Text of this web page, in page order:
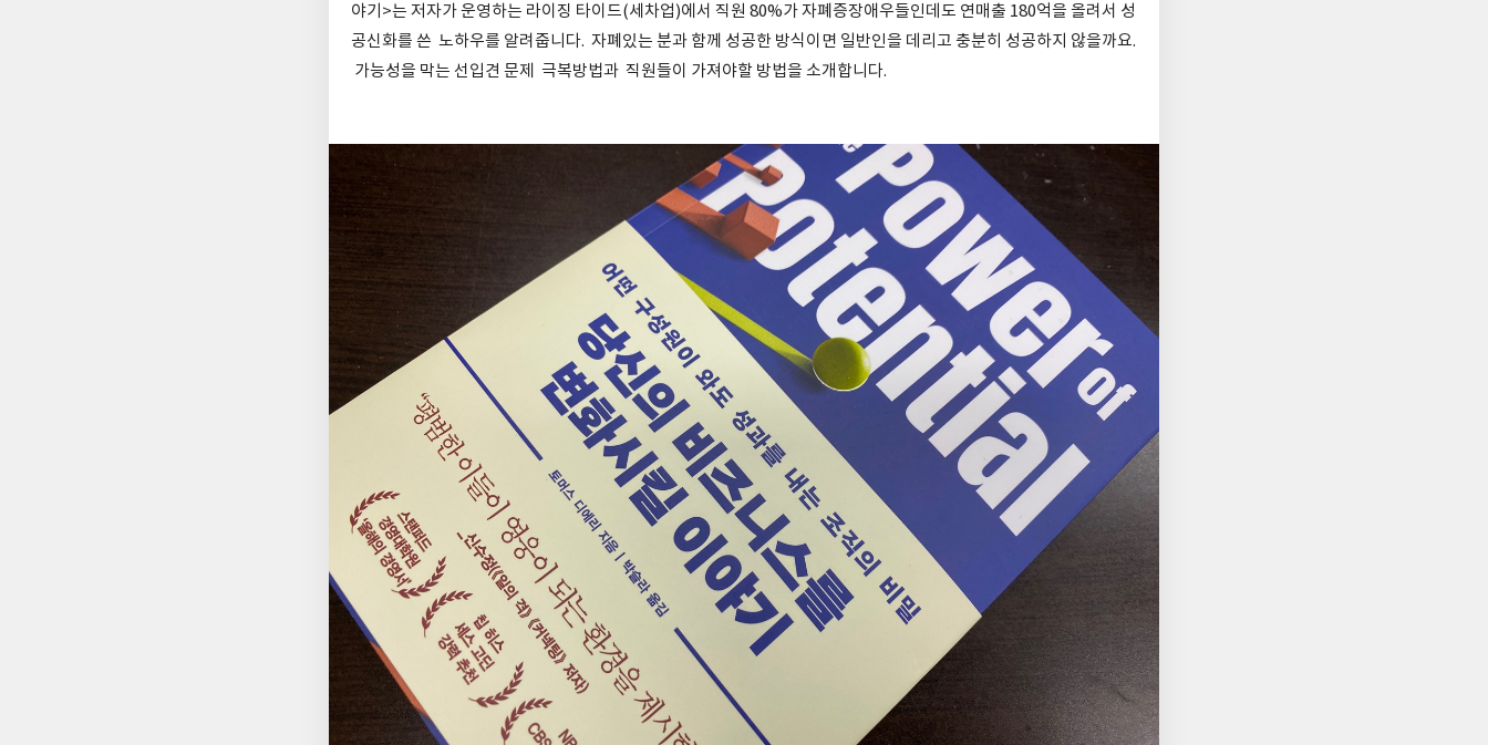
야기>는 저자가 운영하는 라이징 타이드(세차업)에서 직원 80%가 자폐증장애우들인데도 연매출 180억을 올려서 성
공신화를 쓴 노하우를 알려줍니다. 자폐있는 분과 함께 성공한 방식이면 일반인을 데리고 충분히 성공하지 않을까요.
가능성을 막는 선입견 문제 극복방법과 직원들이 가져야할 방법을 소개합니다.